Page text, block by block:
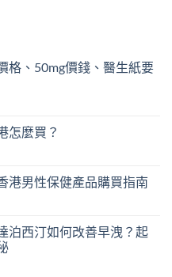
格、50mg價錢、醫生紙要
怎麼買？
港男性保健產品購買指南
泊西汀如何改善早洩？起